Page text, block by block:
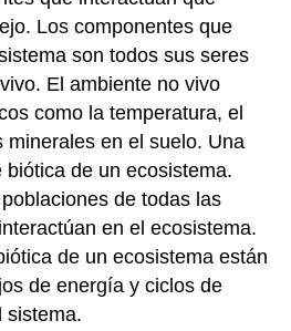
Los componentes que
son todos sus seres
El ambiente no vivo
como la temperatura, el
minerales en el suelo. Una
de un ecosistema.
de todas las
en el ecosistema.
de un ecosistema están
de energía y ciclos de
sistema.